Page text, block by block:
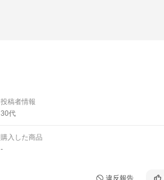
投稿者情報
30代
購入した商品
-
違反報告